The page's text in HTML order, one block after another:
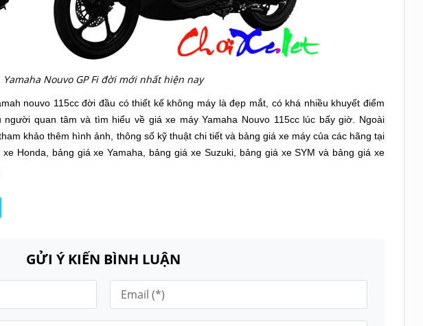
Yamaha Nouvo GP Fi đời mới nhất hiện nay
nouvo 115cc đời đầu có thiết kế không máy là đẹp mắt, có khá nhiều khuyết điểm
quan tâm và tìm hiểu về giá xe máy Yamaha Nouvo 115cc lúc bấy giờ. Ngoài
khảo thêm hình ảnh, thông số kỹ thuật chi tiết và bảng giá xe máy của các hãng tại
Honda, bảng giá xe Yamaha, bảng giá xe Suzuki, bảng giá xe SYM và bảng giá xe
GỬI Ý KIẾN BÌNH LUẬN